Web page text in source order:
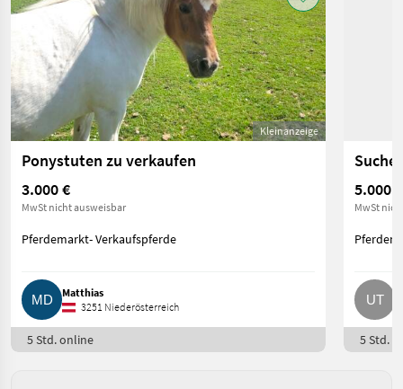
Kleinanzeige
Ponystuten zu verkaufen
3.000 €
MwSt nicht ausweisbar
Pferdemarkt- Verkaufspferde
Matthias
3251 Niederösterreich
5 Std. online
5.000 €
MwSt
5 Std.